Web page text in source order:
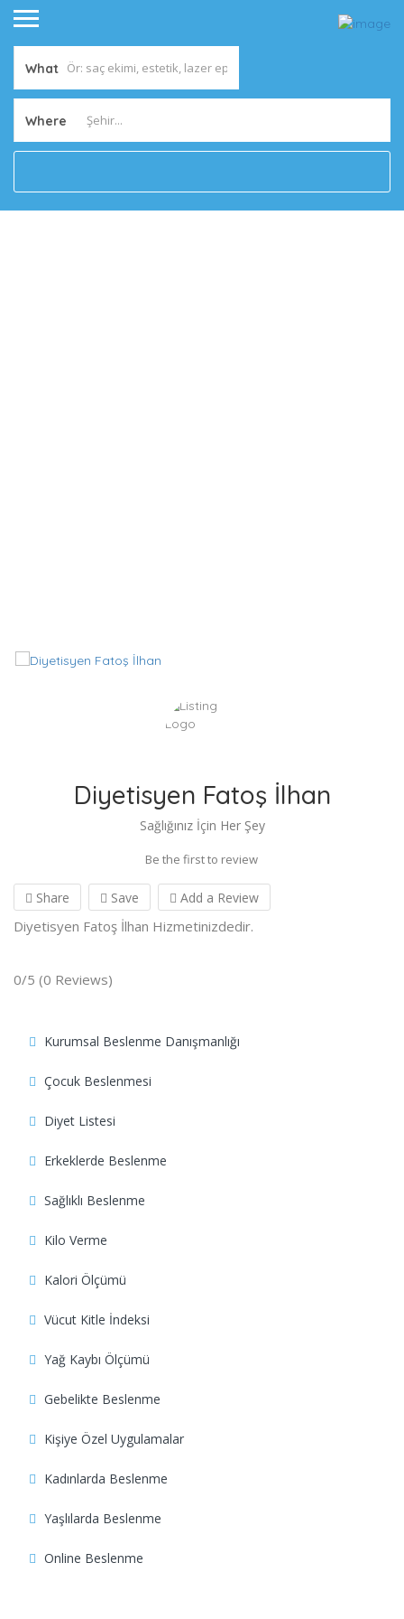
What
Where
Diyetisyen Fatoş İlhan
Sağlığınız İçin Her Şey
Be the first to review
Share Save Add a Review
Diyetisyen Fatoş İlhan Hizmetinizdedir.
0/5 (0 Reviews)
Kurumsal Beslenme Danışmanlığı
Çocuk Beslenmesi
Diyet Listesi
Erkeklerde Beslenme
Sağlıklı Beslenme
Kilo Verme
Kalori Ölçümü
Vücut Kitle İndeksi
Yağ Kaybı Ölçümü
Gebelikte Beslenme
Kişiye Özel Uygulamalar
Kadınlarda Beslenme
Yaşlılarda Beslenme
Online Beslenme